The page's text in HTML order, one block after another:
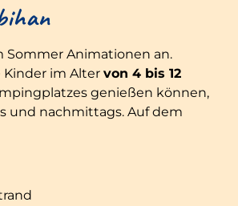
Sommer Animationen an.
Kinder im Altervon 4 bis 12
genießen können,
und nachmittags. Auf dem